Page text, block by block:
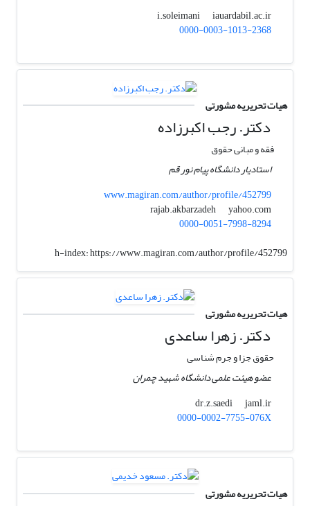
i.soleimani
iauardabil.ac.ir
0000-0003-1013-2368
هیات تحریریه مشورتی
دکتر. رجب اکبرزاده
فقه و مبانی حقوق
استادیار دانشگاه پیام نور قم
www.magiran.com/author/profile/452799
rajab.akbarzadeh
yahoo.com
0000-0051-7998-8294
h-index:https://www.magiran.com/author/profile/452799
هیات تحریریه مشورتی
دکتر. زهرا ساعدی
حقوق جزا و جرم شناسی
عضو هیئت علمی دانشگاه شهید چمران
dr.z.saedi
jaml.ir
0000-0002-7755-076X
هیات تحریریه مشورتی